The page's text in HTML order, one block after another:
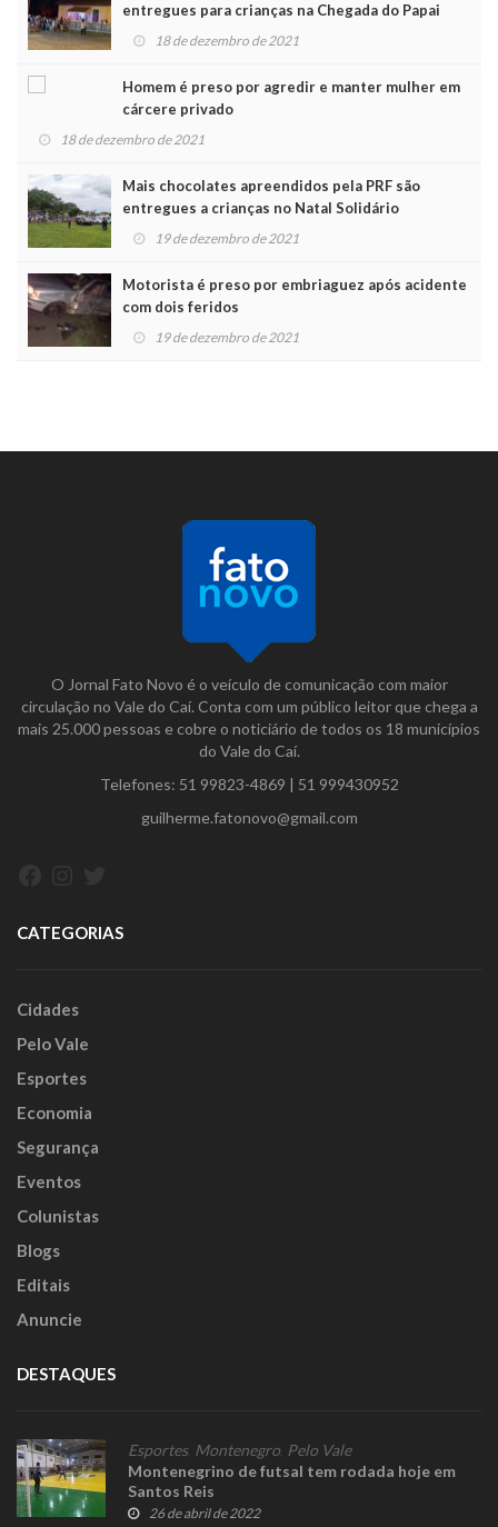
entregues para crianças na Chegada do Papai
Noel 18 de dezembro de 2021
Homem é preso por agredir e manter mulher em
cárcere privado
18 de dezembro de 2021
Mais chocolates apreendidos pela PRF são
entregues a crianças no Natal Solidário
19 de dezembro de 2021
Motorista é preso por embriaguez após acidente
com dois feridos
19 de dezembro de 2021
O Jornal Fato Novo é o veículo de comunicação com maior
circulação no Vale do Caí. Conta com um público leitor que chega a
mais 25.000 pessoas e cobre o noticiário de todos os 18 municípios
do Vale do Caí.
Telefones: 51 99823-4869 | 51 999430952
guilherme.fatonovo@gmail.com
CATEGORIAS
Cidades
Pelo Vale
Esportes
Economia
Segurança
Eventos
Colunistas
Blogs
Editais
Anuncie
DESTAQUES
Esportes, Montenegro Pelo Vale
Montenegrino de futsal tem rodada hoje em
Santos Reis
26 de abril de 2022